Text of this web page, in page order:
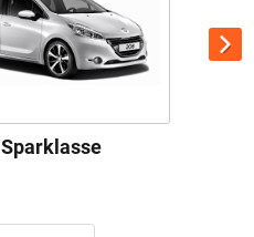
Sparklasse